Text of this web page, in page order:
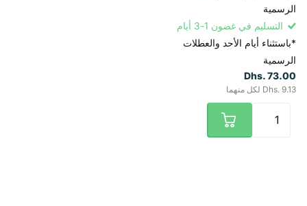
الرسمية
التسليم في غضون 1-3 أيام
*باستثناء أيام الأحد والعطلات
الرسمية
Dhs. 73.00
Dhs. 9.13 لكل منهما